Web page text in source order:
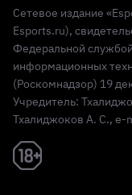
Реклама 18+
Сетевое издание
Esports.ru),
Федеральной
информационных
(Роскомнадзор) 19
Учредитель:
Тхалиджоков А. С., e-